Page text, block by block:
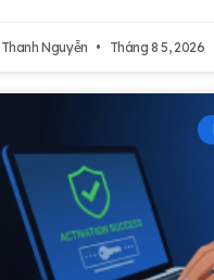
Thanh Nguyễn Tháng 8 5, 2026